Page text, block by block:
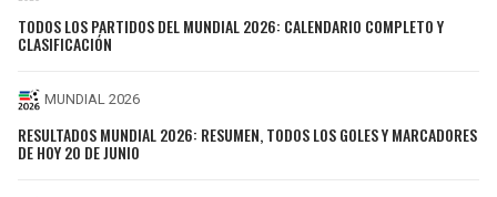
TODOS LOS PARTIDOS DEL MUNDIAL 2026: CALENDARIO COMPLETO Y
CLASIFICACIÓN
MUNDIAL 2026
RESULTADOS MUNDIAL 2026: RESUMEN, TODOS LOS GOLES Y MARCADORES
DE HOY 20 DE JUNIO